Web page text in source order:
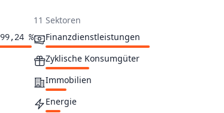
99,24 %
11 Sektoren
Finanzdienstleistungen
Zyklische Konsumgüter
Immobilien
Energie